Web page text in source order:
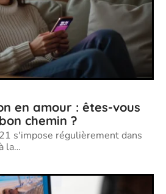
en amour : êtes-vous
chemin ?
s'impose régulièrement dans
la…